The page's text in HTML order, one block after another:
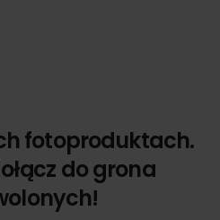
fotoproduktach.
do grona